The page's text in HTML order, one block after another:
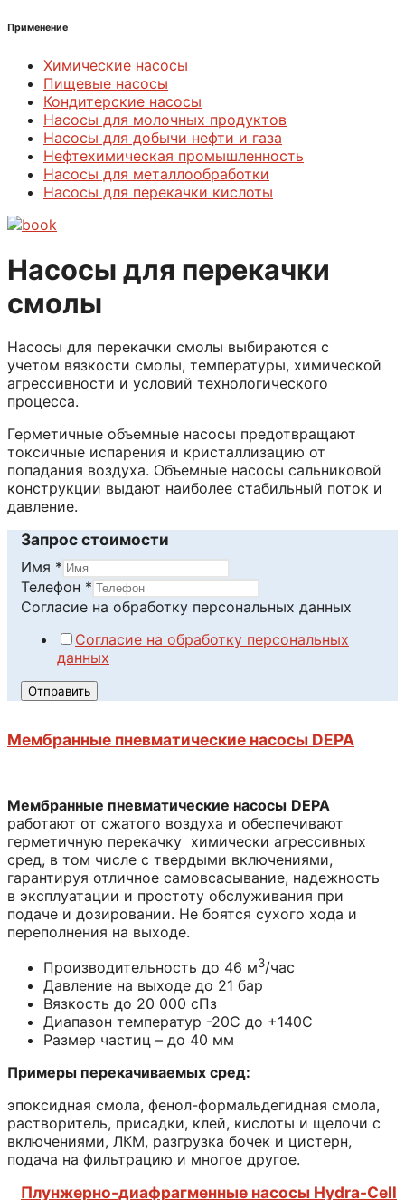
Применение
Химические насосы
Пищевые насосы
Кондитерские насосы
Насосы для молочных продуктов
Насосы для добычи нефти и газа
Нефтехимическая промышленность
Насосы для металлообработки
Насосы для перекачки кислоты
Насосы для перекачки
смолы
Насосы для перекачки смолы выбираются с
учетом вязкости смолы, температуры, химической
агрессивности и условий технологического
процесса.
Герметичные объемные насосы предотвращают
токсичные испарения и кристаллизацию от
попадания воздуха. Объемные насосы сальниковой
конструкции выдают наиболее стабильный поток и
давление.
Запрос стоимости
Имя *
на
Телефон
Телефон *
Согласие на обработку персональных данных
Согласие на обработку персональных
данных
Отправить
Мембранные пневматические насосы DEPA
Мембранные пневматические насосы DEPA
работают от сжатого воздуха и обеспечивают
герметичную перекачку химически агрессивных
сред, в том числе с твердыми включениями,
гарантируя отличное самовсасывание, надежность
в эксплуатации и простоту обслуживания при
подаче и дозировании. Не боятся сухого хода и
переполнения на выходе.
Производительность до 46 м3/час
Давление на выходе до 21 бар
Вязкость до 20 000 сПз
Диапазон температур -20С до +140С
Размер частиц – до 40 мм
Примеры перекачиваемых сред:
эпоксидная смола, фенол-формальдегидная смола,
растворитель, присадки, клей, кислоты и щелочи с
включениями, ЛКМ, разгрузка бочек и цистерн,
подача на фильтрацию и многое другое.
Плунжерно-диафрагменные насосы Hydra-Cell